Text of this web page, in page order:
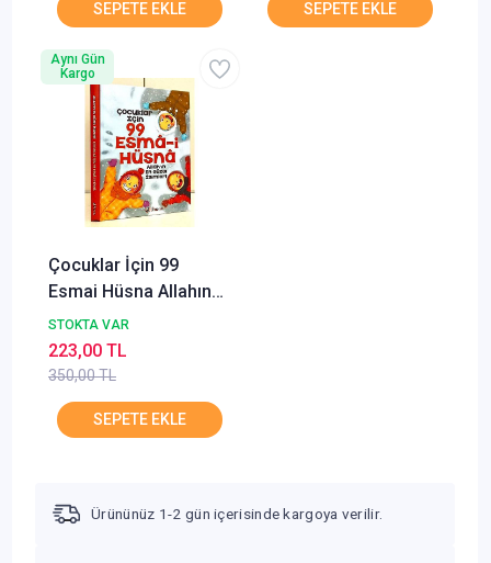
Çocuklar İçin 99
Esmai Hüsna Allahın
En Güzel İsimleri
Şebnem Pişkin
GÜLHANE
STOKTA VAR
350,00 TL
223,00 TL
Aynı Gün
Kargo
Ürününüz 1-2 gün içerisinde kargoya verilir.